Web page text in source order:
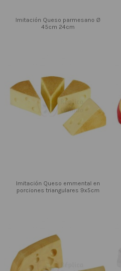
Imitación Queso parmesano Ø
45cm 24cm
Imitación Queso emmental en
porciones triangulares 9x5cm